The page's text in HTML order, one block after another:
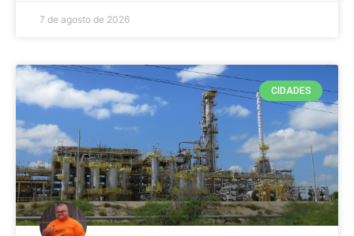
7 de agosto de 2026
CIDADES